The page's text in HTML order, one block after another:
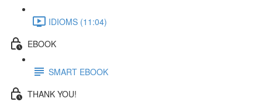
IDIOMS (11:04)
EBOOK
SMART EBOOK
THANK YOU!